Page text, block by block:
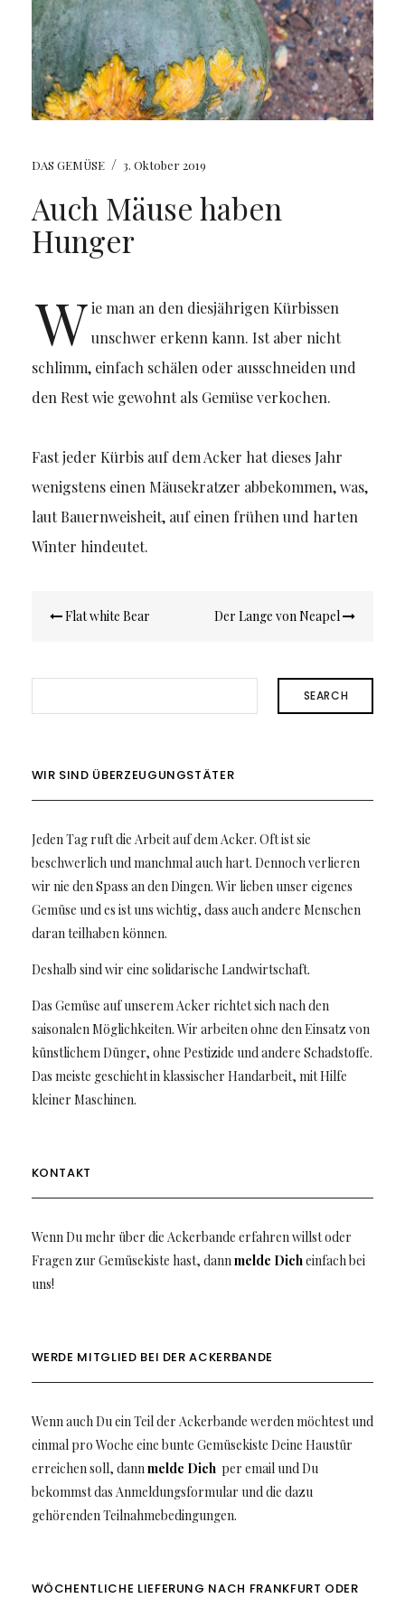
DAS GEMÜSE / 3. Oktober 2019
Auch Mäuse haben
Hunger
W ie man an den diesjährigen Kürbissen
unschwer erkenn kann. Ist aber nicht
schlimm, einfach schälen oder ausschneiden und
den Rest wie gewohnt als Gemüse verkochen.
Fast jeder Kürbis auf dem Acker hat dieses Jahr
wenigstens einen Mäusekratzer abbekommen, was,
laut Bauernweisheit, auf einen frühen und harten
Winter hindeutet.
Beitragsnavigation
Flat white Bear Der Lange von Neapel
SEARCH
WIR SIND ÜBERZEUGUNGSTÄTER
Jeden Tag ruft die Arbeit auf dem Acker. Oft ist sie
beschwerlich und manchmal auch hart. Dennoch verlieren
wir nie den Spass an den Dingen. Wir lieben unser eigenes
Gemüse und es ist uns wichtig, dass auch andere Menschen
daran teilhaben können.
Deshalb sind wir eine solidarische Landwirtschaft.
Das Gemüse auf unserem Acker richtet sich nach den
saisonalen Möglichkeiten. Wir arbeiten ohne den Einsatz von
künstlichem Dünger, ohne Pestizide und andere Schadstoffe.
Das meiste geschieht in klassischer Handarbeit, mit Hilfe
kleiner Maschinen.
KONTAKT
Wenn Du mehr über die Ackerbande erfahren willst oder
Fragen zur Gemüsekiste hast, dann melde Dicheinfach bei
uns!
WERDE MITGLIED BEI DER ACKERBANDE
Wenn auch Du ein Teil der Ackerbande werden möchtest und
einmal pro Woche eine bunte Gemüsekiste Deine Haustür
erreichen soll, dann melde Dichper email und Du
bekommst das Anmeldungsformular und die dazu
gehörenden Teilnahmebedingungen.
WÖCHENTLICHE LIEFERUNG NACH FRANKFURT ODER